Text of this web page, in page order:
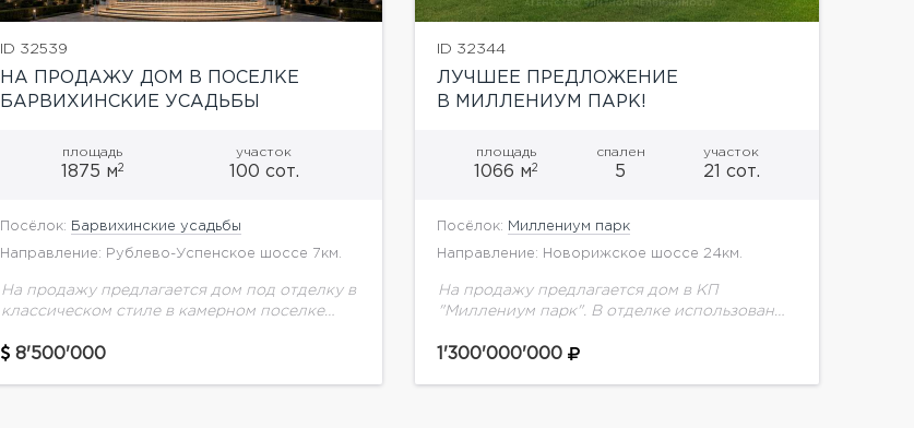
ID 32539
НА ПРОДАЖУ ДОМ В ПОСЕЛКЕ
БАРВИХИНСКИЕ УСАДЬБЫ
площадь
1875 м2
участок
100 сот.
Посёлок: Барвихинские усадьбы
Направление: Рублево-Успенское шоссе 7км.
На продажу предлагается дом под отделку в
классическом стиле в камерном поселке
собственным выходом в лес. Площадь всех
8'500'000
ID 32344
ЛУЧШЕЕ ПРЕДЛОЖЕНИЕ
В МИЛЛЕНИУМ ПАРК!
площадь
1066 м2
спален
5
участок
21 сот.
Посёлок: Миллениум парк
Направление: Новорижское шоссе 24км.
На продажу предлагается дом в КП
"Миллениум парк". В отделке использованы
известных брендов. Панорамное остекление
1'300'000'000